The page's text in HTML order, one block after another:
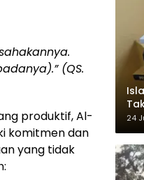
(QS.
produktif, Al-
komitmen dan
yang tidak
24